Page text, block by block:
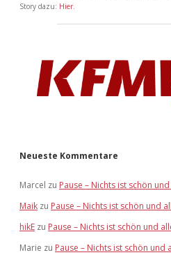
Story dazu: Hier.
Neueste Kommentare
Marcel zu Pause – Nichts ist schön
Maik zu Pause – Nichts ist schön und
hikE zu Pause – Nichts ist schön und
Marie zu Pause – Nichts ist schön und